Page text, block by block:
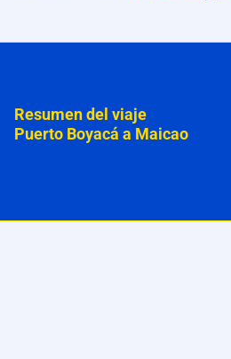
Resumen del viaje
Puerto Boyacá a Maicao